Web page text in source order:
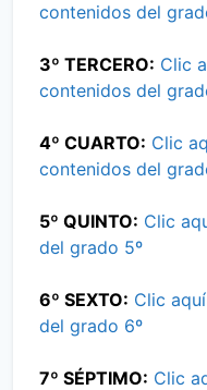
contenidos del
3º TERCERO: Clic
contenidos del
4º CUARTO: Clic
contenidos del
5º QUINTO: Clic
del grado 5º
6º SEXTO: Clic
del grado 6º
7º SÉPTIMO: Clic